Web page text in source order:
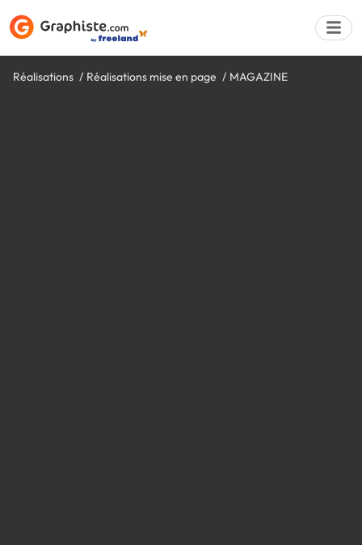
Réalisations Réalisations mise en page MAGAZINE